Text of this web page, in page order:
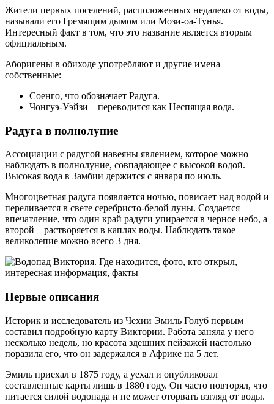
Жители первых поселений, расположенных недалеко от воды,
называли его Гремящим дымом или Мози-оа-Тунья.
Интересный факт в том, что это название является вторым
официальным.
Аборигены в обиходе употребляют и другие имена
собственные:
Соенго, что обозначает Радуга.
Чонгуэ-Уэйзи – переводится как Неспящая вода.
Радуга в полнолуние
Ассоциации с радугой навеяны явлением, которое можно
наблюдать в полнолуние, совпадающее с высокой водой.
Высокая вода в Замбии держится с января по июль.
Многоцветная радуга появляется ночью, повисает над водой и
переливается в свете серебристо-белой луны. Создается
впечатление, что один край радуги упирается в черное небо, а
второй – растворяется в каплях воды. Наблюдать такое
великолепие можно всего 3 дня.
Первые описания
Историк и исследователь из Чехии Эмиль Голуб первым
составил подробную карту Виктории. Работа заняла у него
несколько недель, но красота здешних пейзажей настолько
поразила его, что он задержался в Африке на 5 лет.
Эмиль приехал в 1875 году, а уехал и опубликовал
составленные карты лишь в 1880 году. Он часто повторял, что
питается силой водопада и не может оторвать взгляд от воды.